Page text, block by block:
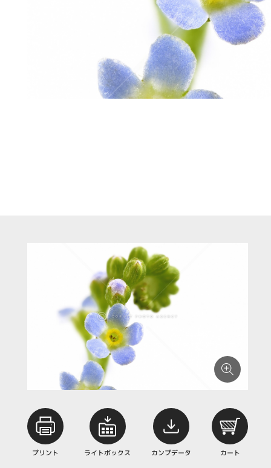
プリント ライトボックス カンプデータ カート